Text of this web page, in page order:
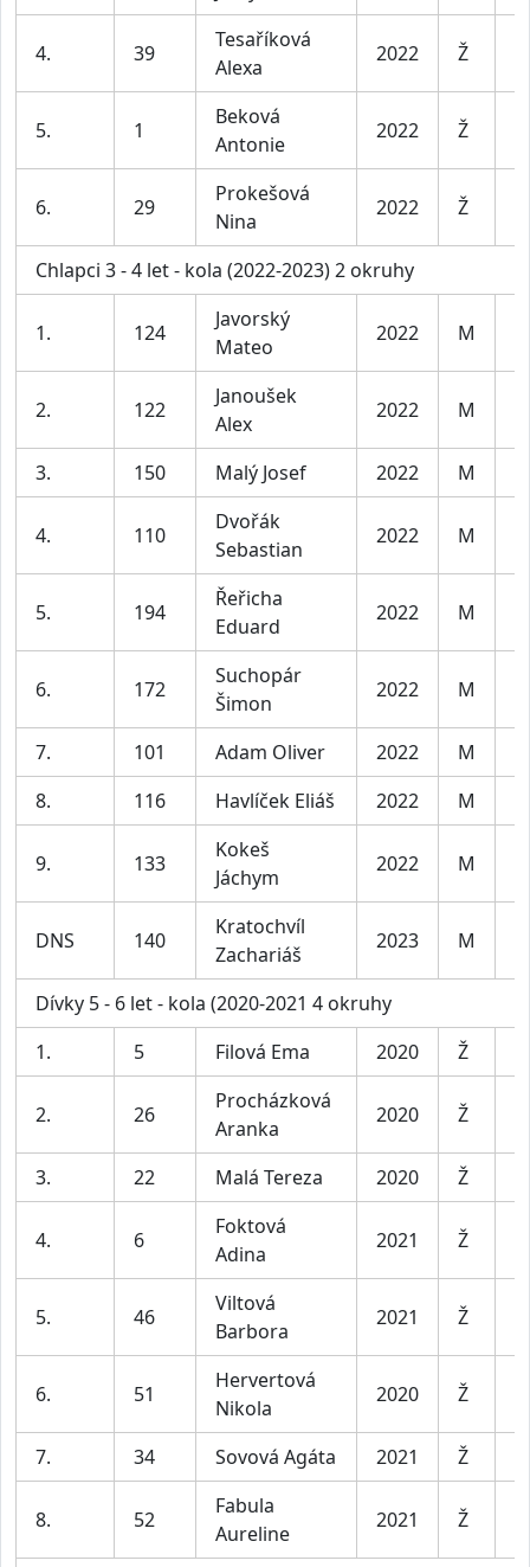
4. 39
Tesaříková
Alexa
2022 Ž
5. 1
Beková
Antonie
2022 Ž
6. 29
Prokešová
Nina
2022 Ž
Chlapci 3 - 4 let - kola (2022-2023) 2 okruhy
1. 124
Javorský
Mateo
2022 M
2. 122
Janoušek
Alex
2022 M
3. 150 Malý Josef 2022 M
4. 110
Dvořák
Sebastian
2022 M
5. 194
Řeřicha
Eduard
2022 M
6. 172
Suchopár
Šimon
2022 M
7. 101 Adam Oliver 2022 M
8.
116 Havlíček Eliáš 2022 M
9. 133
Kokeš
Jáchym
2022 M
DNS 140
Kratochvíl
Zachariáš
2023 M
Dívky 5 - 6 let - kola (2020-2021 4 okruhy
1.
5 Filová Ema 2020 Ž
2. 26
Procházková
Aranka
2020 Ž
3. 22 Malá Tereza 2020 Ž
4. 6
Foktová
Adina
2021 Ž
5. 46
Viltová
Barbora
2021 Ž
6. 51
Hervertová
Nikola
2020 Ž
7. 34 Sovová Agáta 2021 Ž
8. 52
Fabula
Aureline
2021 Ž